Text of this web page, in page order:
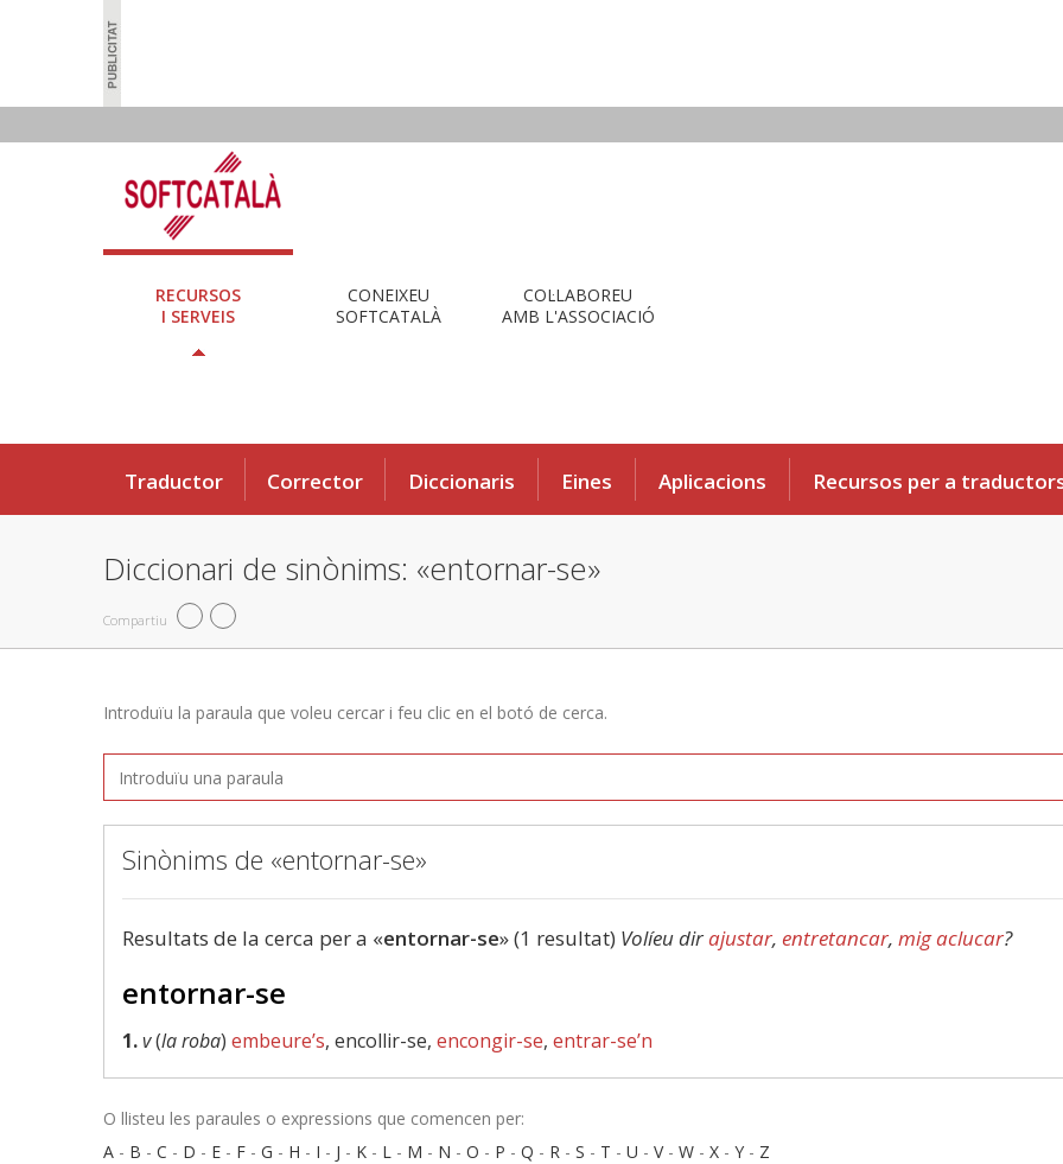
RECURSOS
I SERVEIS
CONEIXEU
SOFTCATALÀ
COL·LABOREU
AMB L'ASSOCIACIÓ
Traductor Corrector Diccionaris Eines Aplicacions Recursos per a
Diccionari de sinònims: «entornar-se»
Compartiu
Introduïu la paraula que voleu cercar i feu clic en el botó de cerca.
Sinònims de «entornar-se»
Resultats de la cerca per a «entornar-se» (1 resultat) Volíeu dirajustar, entretancar, mig aclucar?
entornar-se
1.v(la roba) embeure’s, encollir-se, encongir-se, entrar-se’n
O llisteu les paraules o expressions que comencen per:
A - B - C - D - E - F - G - H - I - J - K - L - M - N - O - P - Q - R - S - T - U - V- W - X - Y - Z